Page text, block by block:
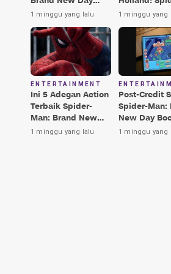
Terbaik, Nomor 3
1 minggu yang lalu
Man: Brand
Terbaik Era
1 minggu yang
ENTERTAINMENT
Ini 5 Adegan Action
Terbaik Spider-
Man: Brand New
Day, Ada Hulk vs
1 minggu yang lalu
Post-Credit
Spider-Man:
New Day
Lokasi Peter
1 minggu yang